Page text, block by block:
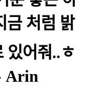
금 처럼 밝
있어줘..ㅎ
Arin